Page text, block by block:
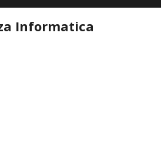
Informatica